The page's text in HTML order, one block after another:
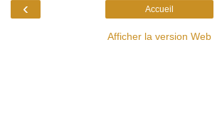
‹ Accueil
Afficher la version Web